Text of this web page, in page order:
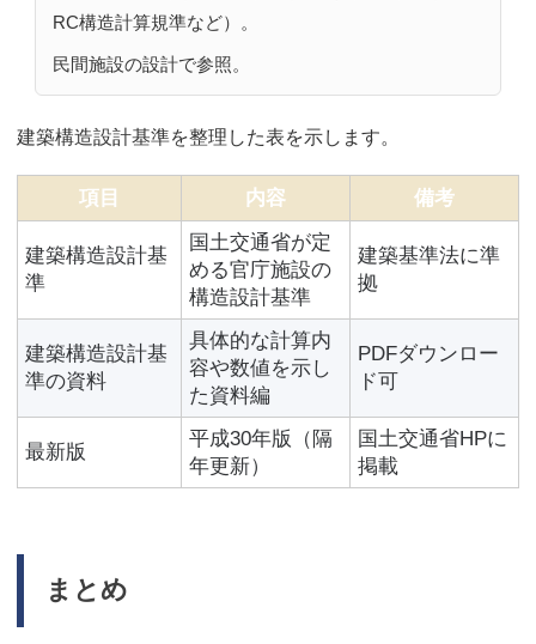
RC構造計算規準など）。
民間施設の設計で参照。
建築構造設計基準を整理した表を示します。
項目 内容 備考
建築構造設計基
準
国土交通省が定
める官庁施設の
構造設計基準
建築基準法に準
拠
建築構造設計基
準の資料
具体的な計算内
容や数値を示し
た資料編
PDFダウンロー
ド可
最新版
平成30年版（隔
年更新）
国土交通省HPに
掲載
まとめ